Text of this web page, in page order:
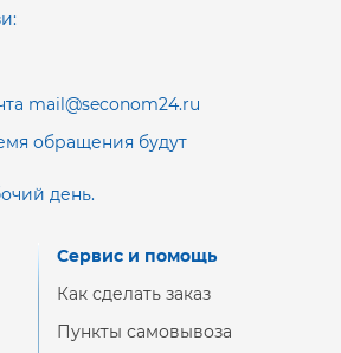
mail@seconom24.ru
обращения будут
день.
Сервис и помощь
Как сделать заказ
Пункты самовывоза